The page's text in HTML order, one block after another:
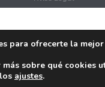
para ofrecerte la
más sobre qué cookies
ajustes.